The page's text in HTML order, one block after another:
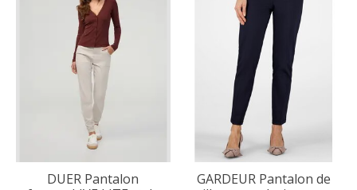
DUER Pantalon
GARDEUR Pantalon de